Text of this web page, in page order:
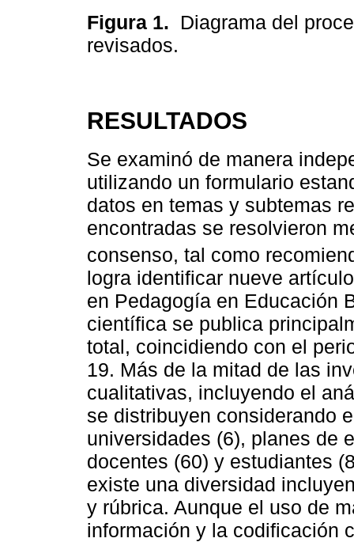
Figura 1. Diagrama del
revisados.
RESULTADOS
Se examinó de manera
utilizando un formulario
datos en temas y subtemas
encontradas se resolvieron
consenso, tal como
logra identificar nueve
en Pedagogía en Educación
científica se publica
total, coincidiendo con el
19. Más de la mitad de las
cualitativas, incluyendo el
se distribuyen considerando
universidades (6), planes de
docentes (60) y estudiantes
existe una diversidad
y rúbrica. Aunque el uso de
información y la codificación